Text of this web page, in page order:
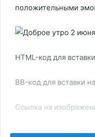
положительными
HTML-код для
BB-код для вставки
Ссылка на
Хороших новостей и